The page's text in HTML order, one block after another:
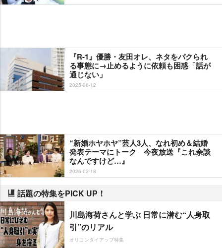
『R-1』優勝・友田オレ、ネタをパクられ
る事態に→止めるように依頼も困惑「話が
通じない」
2025-06-12
“新婚ホヤホヤ”芸人3人、なれ初め＆結婚
発表テーマにトーク 今夜放送『これ余談
なんですけど…』
2026-02-18
話題の特集をPICK UP！
川島海荷さんと学ぶ 日常に潜む“人身取
引”のリアル
オリコンタイアップ特集